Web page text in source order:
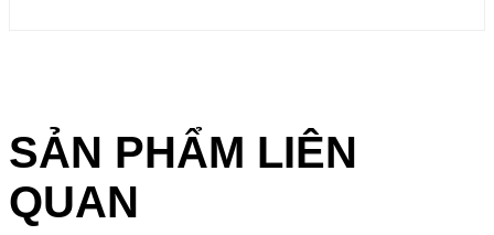
SẢN PHẨM LIÊN
QUAN